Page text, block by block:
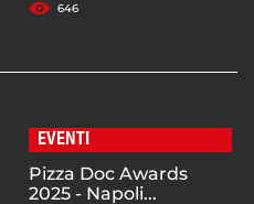
646
EVENTI
Pizza Doc Awards
2025 - Napoli...